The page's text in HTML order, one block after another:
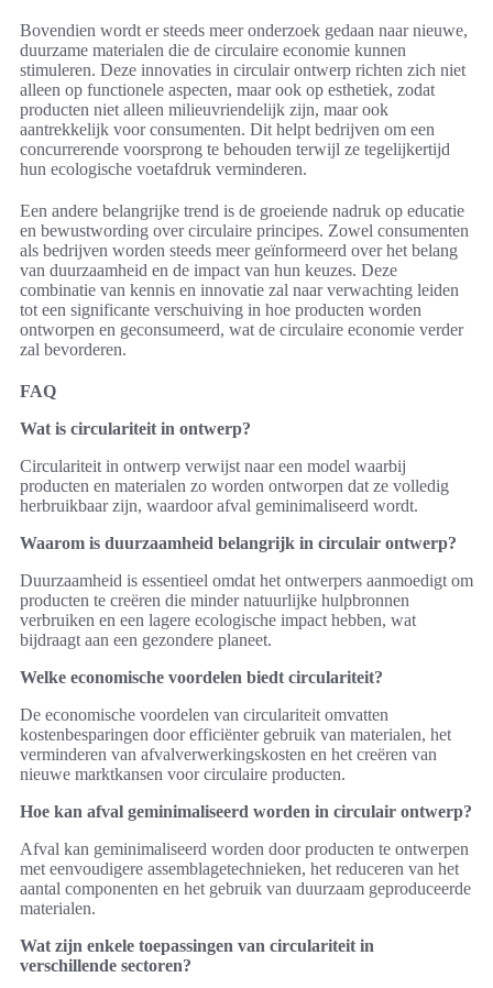
Bovendien wordt er steeds meer onderzoek gedaan naar nieuwe,
duurzame materialen die de circulaire economie kunnen
stimuleren. Deze innovaties in circulair ontwerp richten zich niet
alleen op functionele aspecten, maar ook op esthetiek, zodat
producten niet alleen milieuvriendelijk zijn, maar ook
aantrekkelijk voor consumenten. Dit helpt bedrijven om een
concurrerende voorsprong te behouden terwijl ze tegelijkertijd
hun ecologische voetafdruk verminderen.
Een andere belangrijke trend is de groeiende nadruk op educatie
en bewustwording over circulaire principes. Zowel consumenten
als bedrijven worden steeds meer geïnformeerd over het belang
van duurzaamheid en de impact van hun keuzes. Deze
combinatie van kennis en innovatie zal naar verwachting leiden
tot een significante verschuiving in hoe producten worden
ontworpen en geconsumeerd, wat de circulaire economie verder
zal bevorderen.
FAQ
Wat is circulariteit in ontwerp?
Circulariteit in ontwerp verwijst naar een model waarbij
producten en materialen zo worden ontworpen dat ze volledig
herbruikbaar zijn, waardoor afval geminimaliseerd wordt.
Waarom is duurzaamheid belangrijk in circulair ontwerp?
Duurzaamheid is essentieel omdat het ontwerpers aanmoedigt om
producten te creëren die minder natuurlijke hulpbronnen
verbruiken en een lagere ecologische impact hebben, wat
bijdraagt aan een gezondere planeet.
Welke economische voordelen biedt circulariteit?
De economische voordelen van circulariteit omvatten
kostenbesparingen door efficiënter gebruik van materialen, het
verminderen van afvalverwerkingskosten en het creëren van
nieuwe marktkansen voor circulaire producten.
Hoe kan afval geminimaliseerd worden in circulair ontwerp?
Afval kan geminimaliseerd worden door producten te ontwerpen
met eenvoudigere assemblagetechnieken, het reduceren van het
aantal componenten en het gebruik van duurzaam geproduceerde
materialen.
Wat zijn enkele toepassingen van circulariteit in
verschillende sectoren?